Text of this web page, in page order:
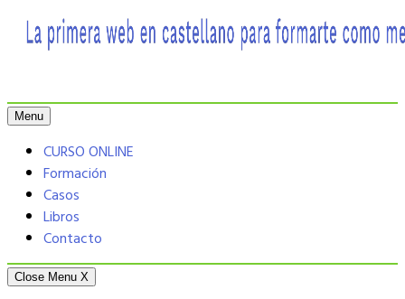
Menu
CURSO ONLINE
Formación
Casos
Libros
Contacto
Close Menu X